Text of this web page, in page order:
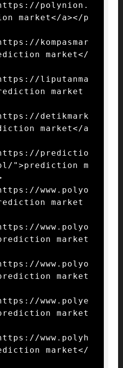
polynion.
market</a></p
kompasmar
market</
liputanma
market
detikmark
market</a
predictio
">prediction m
www.polyo
market
www.polyo
market
www.polyo
market
www.polye
market
www.polyh
market</